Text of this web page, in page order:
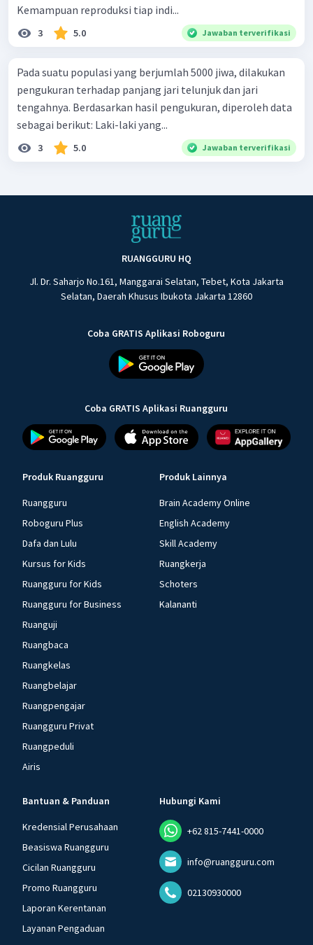
Kemampuan reproduksi tiap indi...
3 5.0 Jawaban terverifikasi
Pada suatu populasi yang berjumlah 5000 jiwa, dilakukan
pengukuran terhadap panjang jari telunjuk dan jari
tengahnya. Berdasarkan hasil pengukuran, diperoleh data
sebagai berikut: Laki-laki yang...
3 5.0 Jawaban terverifikasi
RUANGGURU HQ
Jl. Dr. Saharjo No.161, Manggarai Selatan, Tebet, Kota Jakarta
Selatan, Daerah Khusus Ibukota Jakarta 12860
Coba GRATIS Aplikasi Roboguru
Coba GRATIS Aplikasi Ruangguru
Produk Ruangguru
Ruangguru
Roboguru Plus
Dafa dan Lulu
Kursus for Kids
Ruangguru for Kids
Ruangguru for Business
Ruanguji
Ruangbaca
Ruangkelas
Ruangbelajar
Ruangpengajar
Ruangguru Privat
Ruangpeduli
Airis
Produk Lainnya
Brain Academy Online
English Academy
Skill Academy
Ruangkerja
Schoters
Kalananti
Bantuan & Panduan
Kredensial Perusahaan
Beasiswa Ruangguru
Cicilan Ruangguru
Promo Ruangguru
Laporan Kerentanan
Layanan Pengaduan
Hubungi Kami
+62 815-7441-0000
info@ruangguru.com
02130930000